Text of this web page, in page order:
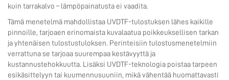
kuin tarrakalvo – lämpöpainatusta ei vaadita.
Tämä menetelmä mahdollistaa UVDTF-tulostuksen lähes kaikille
pinnoille, tarjoaen erinomaista kuvalaatua poikkeuksellisen tarkan
ja yhtenäisen tulostustuloksen. Perinteisiin tulostusmenetelmiin
verrattuna se tarjoaa suurempaa kestävyyttä ja
kustannustehokkuutta. Lisäksi UVDTF-teknologia poistaa tarpeen
esikäsittelyyn tai kuumennusuuniin, mikä vähentää huomattavasti